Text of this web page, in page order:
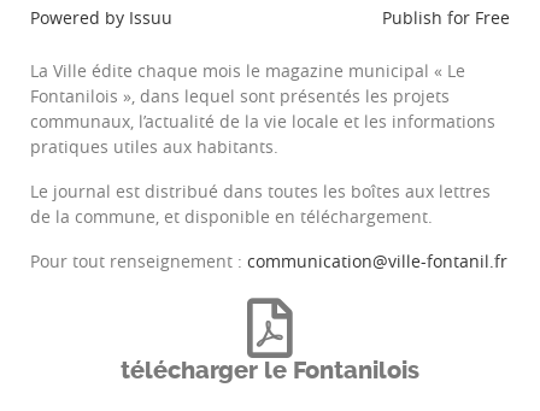
Powered by Issuu Publish for Free
La Ville édite chaque mois le magazine municipal « Le
Fontanilois », dans lequel sont présentés les projets
communaux, l’actualité de la vie locale et les informations
pratiques utiles aux habitants.
Le journal est distribué dans toutes les boîtes aux lettres
de la commune, et disponible en téléchargement.
Pour tout renseignement : communication@ville-fontanil.fr
télécharger le Fontanilois